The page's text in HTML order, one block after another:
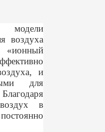
воздуха
«ионный
и
для
в